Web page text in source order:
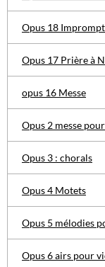
Opus 18
Opus 17 Prière à
opus 16 Messe
Opus 2 messe
Opus 3 : chorals
Opus 4 Motets
Opus 5 mélodies
Opus 6 airs pour